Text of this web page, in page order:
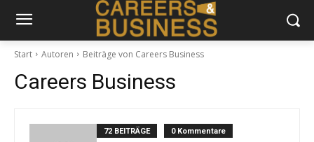
Start Autoren Beiträge von Careers Business
Careers Business
72 BEITRÄGE 0 Kommentare